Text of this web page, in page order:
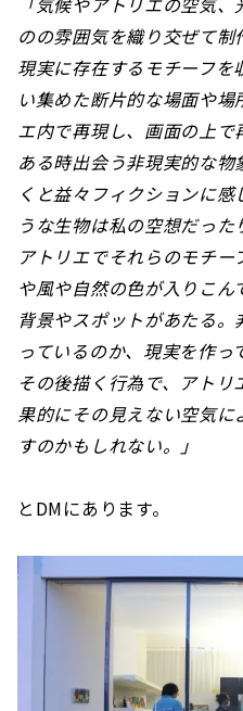
のの雰囲気を織り交ぜて制
現実に存在するモチーフ
い集めた断片的な場面や
エ内で再現し、画面の上で
ある時出会う非現実的な
くと益々フィクションに
うな生物は私の空想だった
アトリエでそれらのモチ
や風や自然の色が入りこ
背景やスポットがあたる
っているのか、現実を作っ
その後描く行為で、アト
果的にその見えない空気
すのかもしれない。」
とDMにあります。